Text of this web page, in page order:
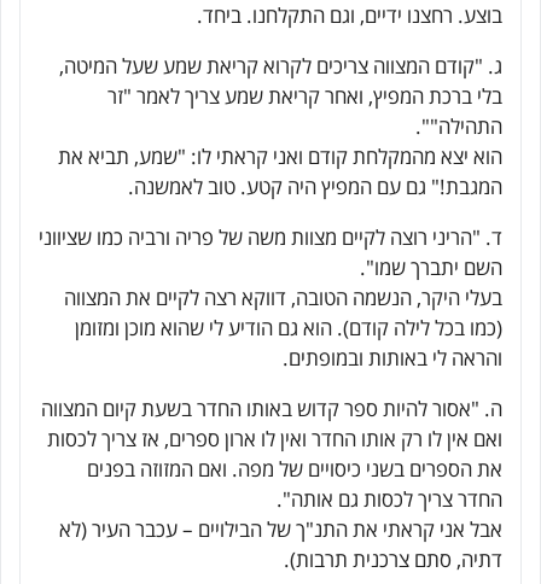
בוצע. רחצנו ידיים, וגם התקלחנו. ביחד.
ג. "קודם המצווה צריכים לקרוא קריאת שמע שעל המיטה,
בלי ברכת המפיץ, ואחר קריאת שמע צריך לאמר "זר
התהילה"".
הוא יצא מהמקלחת קודם ואני קראתי לו: "שמע, תביא את
המגבת!" גם עם המפיץ היה קטע. טוב לאמשנה.
ד. "הריני רוצה לקיים מצוות משה של פריה ורביה כמו שציווני
השם יתברך שמו".
בעלי היקר, הנשמה הטובה, דווקא רצה לקיים את המצווה
(כמו בכל לילה קודם). הוא גם הודיע לי שהוא מוכן ומזומן
והראה לי באותות ובמופתים.
ה. "אסור להיות ספר קדוש באותו החדר בשעת קיום המצווה
ואם אין לו רק אותו החדר ואין לו ארון ספרים, אז צריך לכסות
את הספרים בשני כיסויים של מפה. ואם המזוזה בפנים
החדר צריך לכסות גם אותה".
אבל אני קראתי את התנ"ך של הבילויים – עכבר העיר (לא
דתיה, סתם צרכנית תרבות).